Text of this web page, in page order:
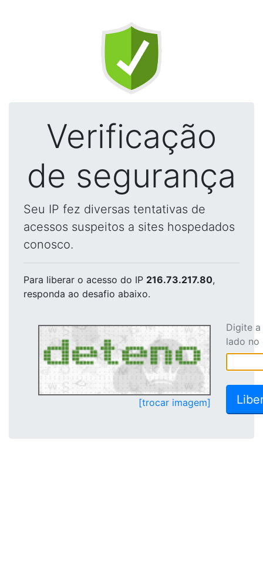
Verificação
de segurança
Seu IP fez diversas tentativas de
acessos suspeitos a sites hospedados
conosco.
Para liberar o acesso do IP 216.73.217.80,
responda ao desafio abaixo.
[trocar imagem]
Digite
lado no